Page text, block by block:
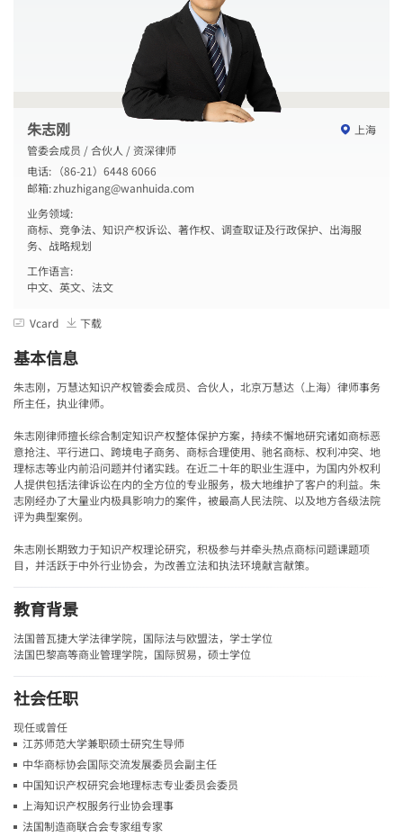
朱志刚
上海
管委会成员 / 合伙人 / 资深律师
电话: （86-21）6448 6066
邮箱:zhuzhigang@wanhuida.com
业务领域:
商标、竞争法、知识产权诉讼、著作权、调查取证及行政保护、出海服
务、战略规划
工作语言:
中文、英文、法文
Vcard 下载
基本信息
朱志刚，万慧达知识产权管委会成员、合伙人，北京万慧达（上海）律师事务
所主任，执业律师。
朱志刚律师擅长综合制定知识产权整体保护方案，持续不懈地研究诸如商标恶
意抢注、平行进口、跨境电子商务、商标合理使用、驰名商标、权利冲突、地
理标志等业内前沿问题并付诸实践。在近二十年的职业生涯中，为国内外权利
人提供包括法律诉讼在内的全方位的专业服务，极大地维护了客户的利益。朱
志刚经办了大量业内极具影响力的案件，被最高人民法院、以及地方各级法院
评为典型案例。
朱志刚长期致力于知识产权理论研究，积极参与并牵头热点商标问题课题项
目，并活跃于中外行业协会，为改善立法和执法环境献言献策。
教育背景
法国普瓦捷大学法律学院，国际法与欧盟法，学士学位
法国巴黎高等商业管理学院，国际贸易，硕士学位
社会任职
现任或曾任
江苏师范大学兼职硕士研究生导师
中华商标协会国际交流发展委员会副主任
中国知识产权研究会地理标志专业委员会委员
上海知识产权服务行业协会理事
法国制造商联合会专家组专家